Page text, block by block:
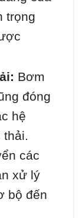
trọng
Bơm
đóng
hệ
các
xử lý
bộ đến